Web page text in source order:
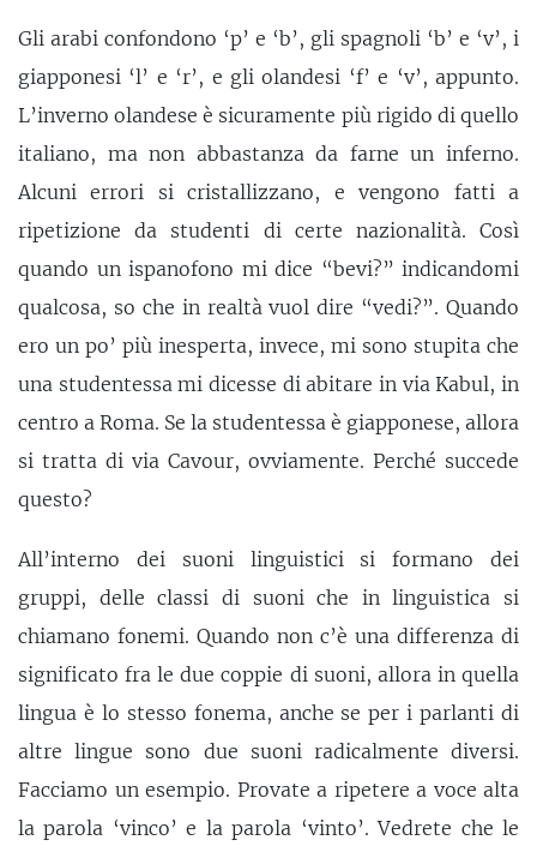
Gli arabi confondono ‘p’ e ‘b’, gli spagnoli ‘b’ e ‘v’, i
giapponesi ‘l’ e ‘r’, e gli olandesi ‘f’ e ‘v’, appunto.
L’inverno olandese è sicuramente più rigido di quello
italiano, ma non abbastanza da farne un inferno.
Alcuni errori si cristallizzano, e vengono fatti a
ripetizione da studenti di certe nazionalità. Così
quando un ispanofono mi dice “bevi?” indicandomi
qualcosa, so che in realtà vuol dire “vedi?”. Quando
ero un po’ più inesperta, invece, mi sono stupita che
una studentessa mi dicesse di abitare in via Kabul, in
centro a Roma. Se la studentessa è giapponese, allora
si tratta di via Cavour, ovviamente. Perché succede
questo?
All’interno dei suoni linguistici si formano dei
gruppi, delle classi di suoni che in linguistica si
chiamano fonemi. Quando non c’è una differenza di
significato fra le due coppie di suoni, allora in quella
lingua è lo stesso fonema, anche se per i parlanti di
altre lingue sono due suoni radicalmente diversi.
Facciamo un esempio. Provate a ripetere a voce alta
la parola ‘vinco’ e la parola ‘vinto’. Vedrete che le